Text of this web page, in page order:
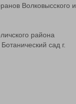
Волковысского и
района
сад г.